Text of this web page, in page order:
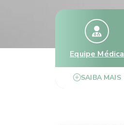
Equipe Médica
SAIBA MAIS